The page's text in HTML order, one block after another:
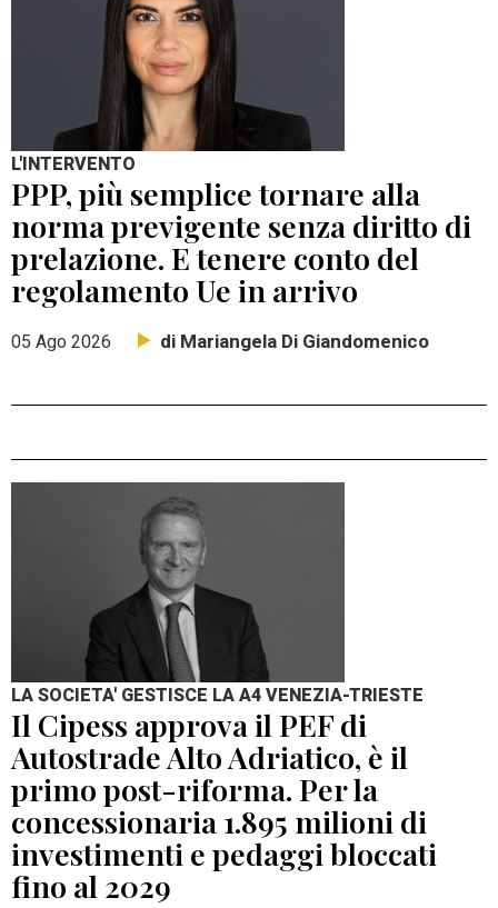
L'INTERVENTO
PPP, più semplice tornare alla
norma previgente senza diritto di
prelazione. E tenere conto del
regolamento Ue in arrivo
05 Ago 2026 di Mariangela Di Giandomenico
LA SOCIETA' GESTISCE LA A4 VENEZIA-TRIESTE
Il Cipess approva il PEF di
Autostrade Alto Adriatico, è il
primo post-riforma. Per la
concessionaria 1.895 milioni di
investimenti e pedaggi bloccati
fino al 2029